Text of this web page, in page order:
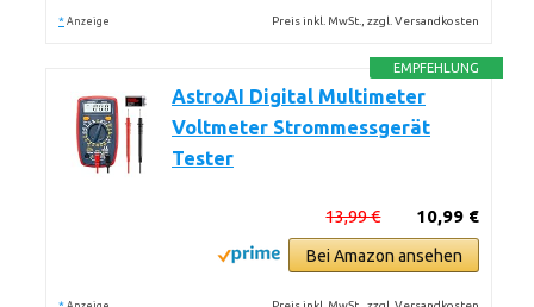
* Anzeige Preis inkl. MwSt., zzgl. Versandkosten
EMPFEHLUNG
AstroAI Digital Multimeter
Voltmeter Strommessgerät
Tester
10,99 €
13,99 €
Bei Amazon ansehen